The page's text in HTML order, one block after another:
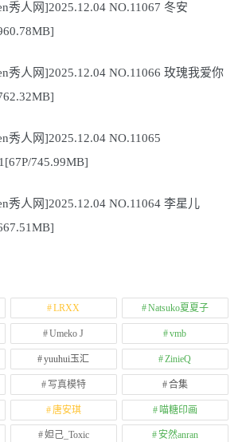
秀人网]2025.12.04 NO.11067 冬安
秀人网]2025.12.04 NO.11066 玫瑰我爱你
秀人网]2025.12.04 NO.11065
745.99MB]
秀人网]2025.12.04 NO.11064 李星儿
LRXX Natsuko夏夏子
Umeko J vmb
yuuhui玉汇 ZinieQ
写真模特 合集
唐安琪 喵糖印画
妲己_Toxic 安然anran